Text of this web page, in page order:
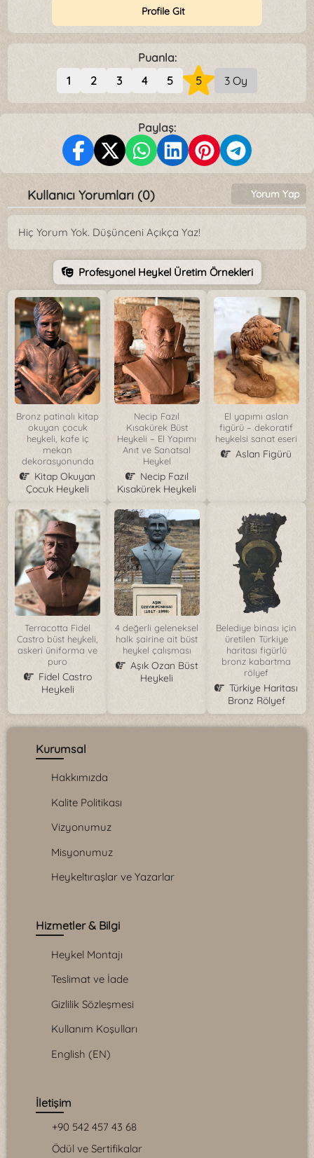
Profile Git
Puanla:
1
2 3 4 5 5 3 Oy
Paylaş:
Kullanıcı Yorumları (0) Yorum Yap
Hiç Yorum Yok. Düşünceni Açıkça Yaz!
Profesyonel Heykel Üretim Örnekleri
Bronz patinalı kitap
okuyan çocuk
heykeli, kafe iç
mekan
dekorasyonunda
Kitap Okuyan
Çocuk Heykeli
Necip Fazıl
Kısakürek Büst
Heykeli – El Yapımı
Anıt ve Sanatsal
Heykel
Necip Fazıl
Kısakürek Heykeli
El yapımı aslan
figürü – dekoratif
heykelsi sanat eseri
Aslan Figürü
Terracotta Fidel
Castro büst heykeli,
askeri üniforma ve
puro
Fidel Castro
Heykeli
4 değerli geleneksel
halk şairine ait büst
heykel çalışması
Aşık Ozan Büst
Heykeli
Belediye binası için
üretilen Türkiye
haritası figürlü
bronz kabartma
rölyef
Türkiye Haritası
Bronz Rölyef
Kurumsal
Hakkımızda
Kalite Politikası
Vizyonumuz
Misyonumuz
Heykeltıraşlar ve Yazarlar
Hizmetler & Bilgi
Heykel Montajı
Teslimat ve İade
Gizlilik Sözleşmesi
Kullanım Koşulları
English (EN)
İletişim
+90 542 457 43 68
Ödül ve Sertifikalar